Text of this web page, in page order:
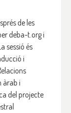
de les
deba-t.org i
sessió és
i
àrab i
del projecte